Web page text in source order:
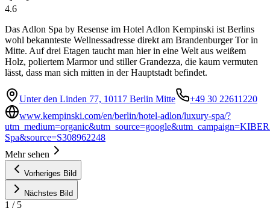
4.6
Das Adlon Spa by Resense im Hotel Adlon Kempinski ist Berlins
wohl bekannteste Wellnessadresse direkt am Brandenburger Tor in
Mitte. Auf drei Etagen taucht man hier in eine Welt aus weißem
Holz, poliertem Marmor und stiller Grandezza, die kaum vermuten
lässt, dass man sich mitten in der Hauptstadt befindet.
Unter den Linden 77, 10117 Berlin Mitte
+49 30 22611220
www.kempinski.com/en/berlin/hotel-adlon/luxury-spa/?
Spa&source=S308962248
Mehr sehen
Vorheriges Bild
Nächstes Bild
1 / 5